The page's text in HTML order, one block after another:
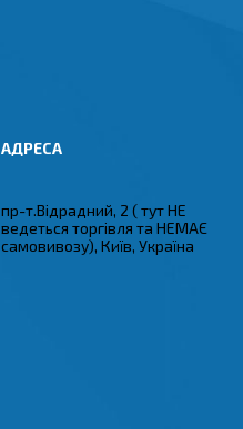
пр-т.Відрадний, 2 ( тут НЕ
ведеться торгівля та НЕМАЄ
самовивозу), Київ, Україна